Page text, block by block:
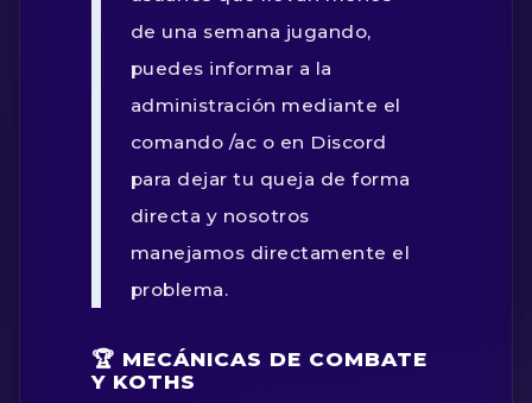
de una semana jugando,
puedes informar a la
administración mediante el
comando /ac o en Discord
para dejar tu queja de forma
directa y nosotros
manejamos directamente el
problema.
🏆 MECÁNICAS DE COMBATE
Y KOTHS